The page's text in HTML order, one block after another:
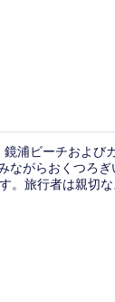
浦ビーチおよ
ながらおくつろ
。旅行者は親切